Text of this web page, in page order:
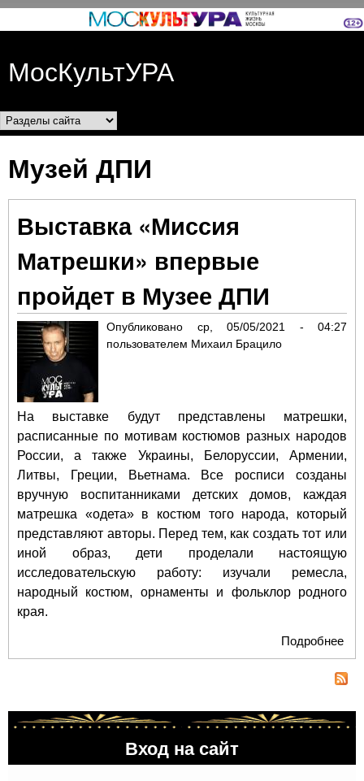
Перейти к основному
МосКультУРА
Разделы сайта
Музей ДПИ
Выставка «Миссия
Матрешки» впервые
пройдет в Музее ДПИ
Опубликовано ср, 05/05/2021 - 04:27
пользователем Михаил Брацило
На выставке будут представлены матрешки,
расписанные по мотивам костюмов разных народов
России, а также Украины, Белоруссии, Армении,
Литвы, Греции, Вьетнама. Все росписи созданы
вручную воспитанниками детских домов, каждая
матрешка «одета» в костюм того народа, который
представляют авторы. Перед тем, как создать тот или
иной образ, дети проделали настоящую
исследовательскую работу: изучали ремесла,
народный костюм, орнаменты и фольклор родного
края.
Подробнее
Вход на сайт